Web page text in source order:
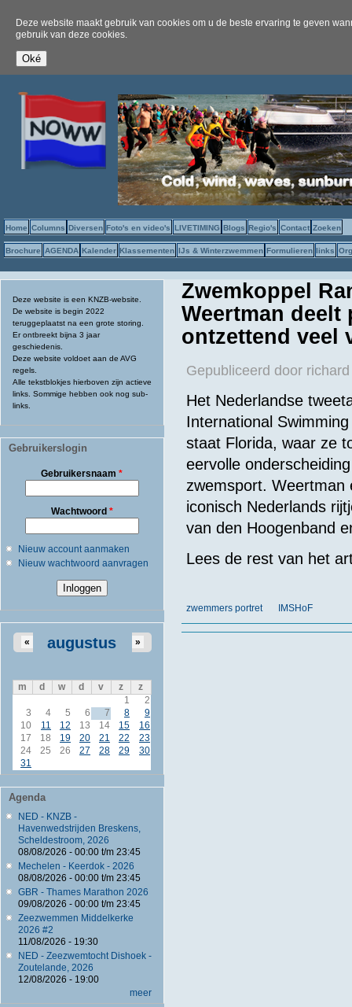
Deze website maakt gebruik van cookies om u de beste ervaring te geven
gebruik van deze cookies.
Home Columns Diversen Foto's en video's LIVETIMING Blogs Regio's Contact Zoeken
Brochure AGENDA Kalender Klassementen IJs & Winterzwemmen Formulieren links
Deze website is een KNZB-website.
De website is begin 2022
teruggeplaatst na een grote storing.
Er ontbreekt bijna 3 jaar
geschiedenis.
Deze website voldoet aan de AVG
regels.
Alle tekstblokjes hierboven zijn actieve
links. Sommige hebben ook nog sub-
links.
Gebruikerslogin
Gebruikersnaam*
Wachtwoord *
Nieuw account aanmaken
Nieuw wachtwoord aanvragen
augustus
« »
m d w d v z
z
1
2
3
4 5 6 7 8
9
10
11 12 13 14 15
16
17
18 19 20 21 22
23
24
25 26 27 28 29
30
31
Agenda
NED - KNZB -
Havenwedstrijden Breskens,
Scheldestroom, 2026
08/08/2026 - 00:00t/m 23:45
Mechelen - Keerdok - 2026
08/08/2026 - 00:00t/m 23:45
GBR - Thames Marathon 2026
09/08/2026 - 00:00t/m 23:45
Zeezwemmen Middelkerke
2026 #2
11/08/2026 - 19:30
NED - Zeezwemtocht Dishoek -
Zoutelande, 2026
12/08/2026 - 19:00
meer
Zwemkoppel
Weertman
ontzettend veel
Gepubliceerd door
Het Nederlandse
International
staat Florida, waar ze
eervolle
zwemsport. Weertman
iconisch Nederlands
van den Hoogenband
Lees de rest van het
zwemmers portret IMSHoF